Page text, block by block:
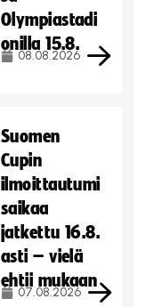
Olympiastadi
onilla 15.8.
08.08.2026
Suomen
Cupin
ilmoittautumi
saikaa
jatkettu 16.8.
asti – vielä
ehtii mukaan
07.08.2026